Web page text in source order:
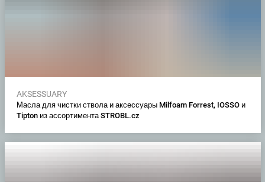
AKSESSUARY
Масла для чистки ствола и аксессуары Milfoam Forrest, IOSSO и
Tipton из ассортимента STROBL.cz